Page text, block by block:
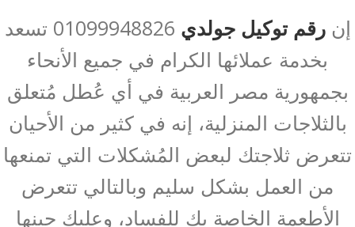
إنرقم توكيل جولدي
01099948826 تسعد
بخدمة عملائها الكرام في جميع الأنحاء
بجمهورية مصر العربية في أي عُطل مُتعلق
بالثلاجات المنزلية، إنه في كثير من الأحيان
تتعرض ثلاجتك لبعض المُشكلات التي تمنعها
من العمل بشكل سليم وبالتالي تتعرض
الأطعمة الخاصة بك للفساد، وعليك حينها